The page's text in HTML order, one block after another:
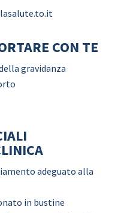
CON TE
gravidanza
adeguato alla
in bustine